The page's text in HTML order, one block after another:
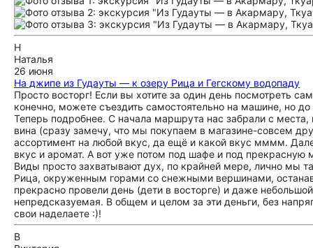
Н
Наталья
26 июня
На джипе из Гудауты — к озеру Рица и Гегскому водопаду
Просто восторг! Если вы хотите за один день посмотреть
конечно, можете съездить самостоятельно на машине, но
Теперь подробнее. С начала маршрута нас забрали с
вина (сразу замечу, что мы покупаем в магазине-совсем
ассортимент на любой вкус, да ещё и какой вкус мммм.
вкус и аромат. А вот уже потом под шафе и под прекрасную
Виды просто захватывают дух, по крайней мере, лично мы
Рица, окруженным горами со снежными вершинами,
прекрасно провели день (дети в восторге) и даже
непредсказуемая. В общем и целом за эти деньги, без
свои наделаете :)!
В